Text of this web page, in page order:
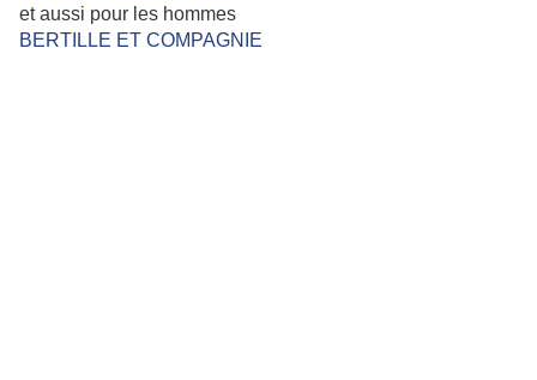
et aussi pour les hommes
BERTILLE ET COMPAGNIE